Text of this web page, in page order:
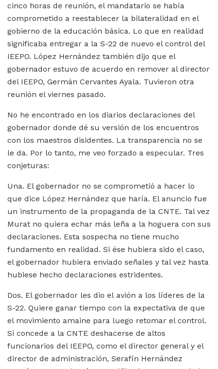
cinco horas de reunión, el mandatario se había
comprometido a reestablecer la bilateralidad en el
gobierno de la educación básica. Lo que en realidad
significaba entregar a la S-22 de nuevo el control del
IEEPO. López Hernández también dijo que el
gobernador estuvo de acuerdo en remover al director
del IEEPO, Germán Cervantes Ayala. Tuvieron otra
reunión el viernes pasado.
No he encontrado en los diarios declaraciones del
gobernador donde dé su versión de los encuentros
con los maestros disidentes. La transparencia no se
le da. Por lo tanto, me veo forzado a especular. Tres
conjeturas:
Una. El gobernador no se comprometió a hacer lo
que dice López Hernández que haría. El anuncio fue
un instrumento de la propaganda de la CNTE. Tal vez
Murat no quiera echar más leña a la hoguera con sus
declaraciones. Esta sospecha no tiene mucho
fundamento en realidad. Si ése hubiera sido el caso,
el gobernador hubiera enviado señales y tal vez hasta
hubiese hecho declaraciones estridentes.
Dos. El gobernador les dio el avión a los líderes de la
S-22. Quiere ganar tiempo con la expectativa de que
el movimiento amaine para luego retomar el control.
Si concede a la CNTE deshacerse de altos
funcionarios del IEEPO, como el director general y el
director de administración, Serafín Hernández